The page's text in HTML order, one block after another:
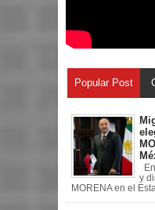
Popular Post
y
MORENA en el